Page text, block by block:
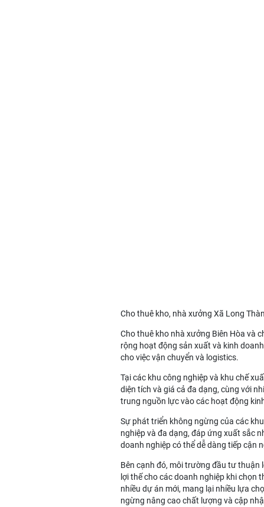
Cho thuê kho, nhà xưởng Xã Long
Cho thuê kho nhà xưởng Biên Hòa và
rộng hoạt động sản xuất và kinh
cho việc vận chuyển và logistics.
Tại các khu công nghiệp và khu chế
diện tích và giá cả đa dạng, cùng với
trung nguồn lực vào các hoạt động
Sự phát triển không ngừng của các
nghiệp và đa dạng, đáp ứng xuất sắc
doanh nghiệp có thể dễ dàng tiếp cận
Bên cạnh đó, môi trường đầu tư thuận
lợi thế cho các doanh nghiệp khi chọn
nhiều dự án mới, mang lại nhiều lựa
ngừng nâng cao chất lượng và cập